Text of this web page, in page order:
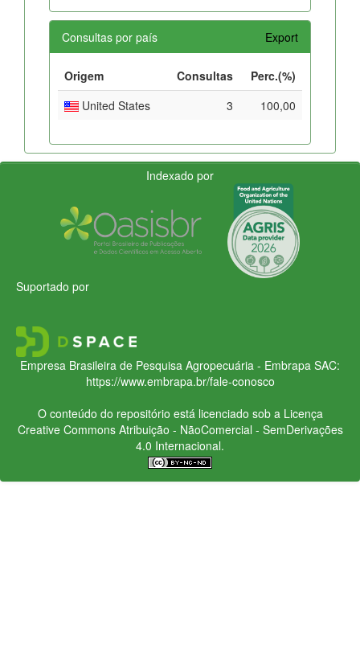
Consultas por país Export
Origem Consultas
Perc.(%)
United States
3 100,00
Indexado por
Suportado por
Empresa Brasileira de Pesquisa Agropecuária - Embrapa SAC:
https://www.embrapa.br/fale-conosco
O conteúdo do repositório está licenciado sob a Licença
Creative CommonsAtribuição - NãoComercial - SemDerivações
4.0 Internacional.